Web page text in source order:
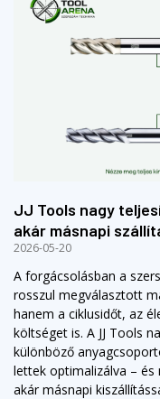
JJ Tools nagy
akár másnapi
2026-05-20
A forgácsolásban a
rosszul megválasztott
hanem a ciklusidőt, az
költséget is. A JJ Tools
különböző
lettek optimalizálva –
akár másnapi